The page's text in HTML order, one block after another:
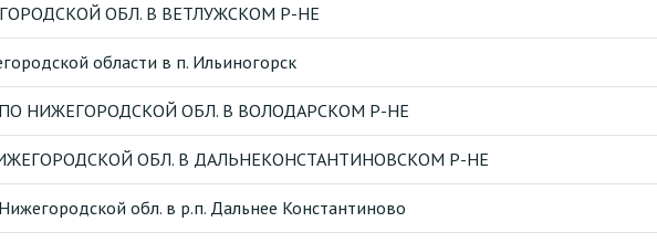
ОБЛ. В ВЕТЛУЖСКОМ Р-НЕ
области в п. Ильиногорск
НИЖЕГОРОДСКОЙ ОБЛ. В ВОЛОДАРСКОМ Р-НЕ
ОБЛ. В ДАЛЬНЕКОНСТАНТИНОВСКОМ Р-НЕ
обл. в р.п. Дальнее Константиново